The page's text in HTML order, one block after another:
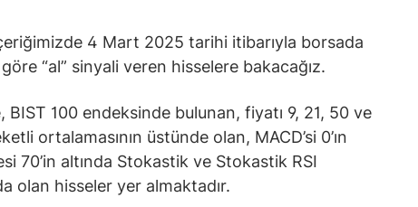
4 Mart 2025 tarihi itibarıyla borsada
“al” sinyali veren hisselere bakacağız.
BIST 100 endeksinde bulunan, fiyatı 9, 21, 50 ve
ortalamasının üstünde olan, MACD’si 0’ın
70’in altında Stokastik ve Stokastik RSI
olan hisseler yer almaktadır.